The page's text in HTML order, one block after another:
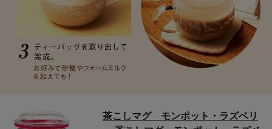
茶こしマグ モンポット・ラズベリ